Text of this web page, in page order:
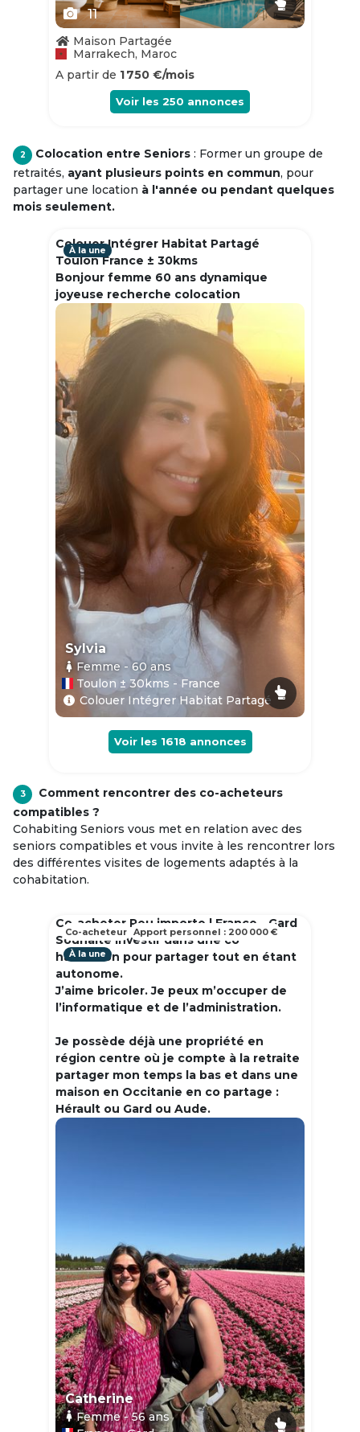
11
Maison Partagée
Marrakech, Maroc
A partir de 1 750 €/mois
Voir les 250 annonces
2 Colocation entre Seniors : Former un groupe de
retraités, ayant plusieurs points en commun, pour
partager une location à l'année ou pendant quelques
mois seulement.
Colouer Intégrer Habitat Partagé
Toulon France ± 30kms
Bonjour femme 60 ans dynamique
joyeuse recherche colocation
À la une
Sylvia
Femme - 60ans
Toulon ± 30kms - France
Colouer Intégrer Habitat Partagé
Voir les 1618 annonces
3
Comment rencontrer des co-acheteurs
compatibles ?
Cohabiting Seniors vous met en relation avec des
seniors compatibles et vous invite à les rencontrer lors
des différentes visites de logements adaptés à la
cohabitation.
Co-acheter Peu importe | France - Gard
Souhaite investir dans une co
habitation pour partager tout en étant
autonome.
J’aime bricoler. Je peux m’occuper de
l’informatique et de l’administration.
Je possède déjà une propriété en
région centre où je compte à la retraite
partager mon temps la bas et dans une
maison en Occitanie en co partage :
Hérault ou Gard ou Aude.
À la une
Catherine
Femme- 56ans
Co-acheteur Apport personnel : 200 000 €